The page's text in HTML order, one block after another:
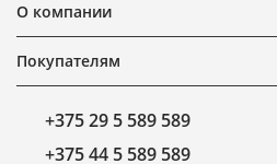
О компании
Покупателям
+375 29 5 589 589
+375 44 5 589 589